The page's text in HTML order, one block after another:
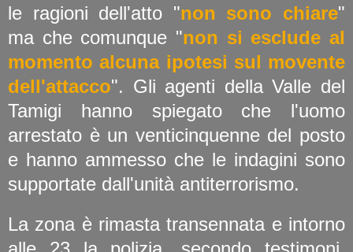
le ragioni dell'atto "non sono chiare"
ma che comunque "non si esclude al
momento alcuna ipotesi sul movente
dell'attacco". Gli agenti della Valle del
Tamigi hanno spiegato che l'uomo
arrestato è un venticinquenne del posto
e hanno ammesso che le indagini sono
supportate dall'unità antiterrorismo.
La zona è rimasta transennata e intorno